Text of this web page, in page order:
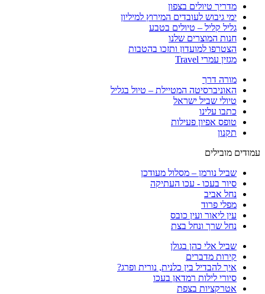
מדריך טיולים בצפון
ימי גיבוש לעובדים המירוץ למיליון
גליל קליל – טיולים בטבע
חנות המוצרים שלנו
הצטרפו למועדון ותזכו בהטבות
מגזין עמרי Travel
מורה דרך
האוניברסיטה המטיילת – טיול בגליל
טיולי שביל ישראל
כתבו עלינו
טופס אפיון פעילות
תקנון
עמודים מובילים
שביל נורמן – מסלול מעודכן
סיור בעכו - עכו העתיקה
נחל אביב
מפלי פרוד
עין ליאור ועין כובס
נחל שרך ונחל בצת
שביל אלי כהן בגולן
קירות מדברים
איך להבדיל בין כלנית, נורית ופרג?
סיורי לילות רמדאן בעכו
אטרקציות בצפת